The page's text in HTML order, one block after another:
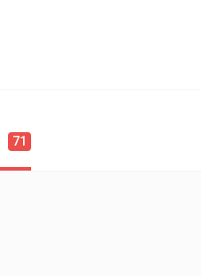
71